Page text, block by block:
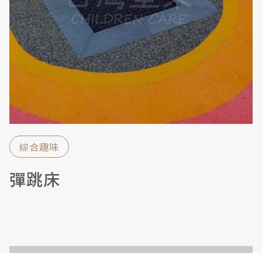
綜合趣味
彈跳床